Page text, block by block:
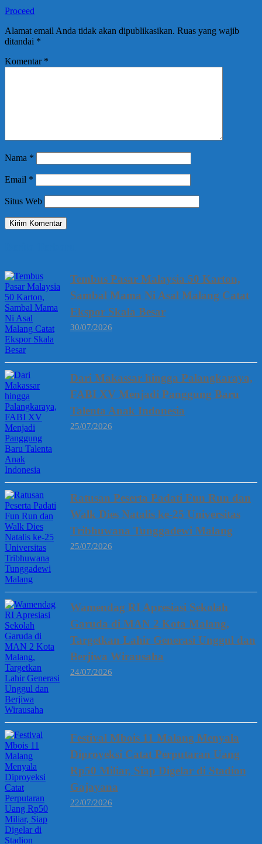
Proceed
Alamat email Anda tidak akan dipublikasikan. Ruas yang wajib
ditandai *
Komentar *
Nama *
Email *
Situs Web
Tembus Pasar Malaysia 50 Karton,
Sambal Mama Ni Asal Malang Catat
Ekspor Skala Besar
30/07/2026
Dari Makassar hingga Palangkaraya,
FABI XV Menjadi Panggung Baru
Talenta Anak Indonesia
25/07/2026
Ratusan Peserta Padati Fun Run dan
Walk Dies Natalis ke-25 Universitas
Tribhuwana Tunggadewi Malang
25/07/2026
Wamendag RI Apresiasi Sekolah
Garuda di MAN 2 Kota Malang,
Targetkan Lahir Generasi Unggul dan
Berjiwa Wirausaha
24/07/2026
Festival Mbois 11 Malang Menyala
Diproyeksi Catat Perputaran Uang
Rp50 Miliar, Siap Digelar di Stadion
Gajayana
22/07/2026